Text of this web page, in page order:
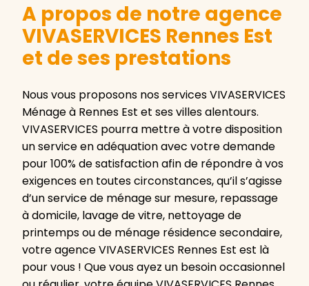
A propos de notre agence
VIVASERVICES Rennes Est
et de ses prestations
Nous vous proposons nos services VIVASERVICES
Ménage à Rennes Est et ses villes alentours.
VIVASERVICES pourra mettre à votre disposition
un service en adéquation avec votre demande
pour 100% de satisfaction afin de répondre à vos
exigences en toutes circonstances, qu’il s’agisse
d’un service de ménage sur mesure, repassage
à domicile, lavage de vitre, nettoyage de
printemps ou de ménage résidence secondaire,
votre agence VIVASERVICES Rennes Est est là
pour vous ! Que vous ayez un besoin occasionnel